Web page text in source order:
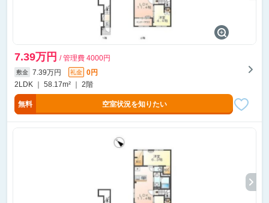
7.39万円 / 管理費 4000円
敷金 7.39万円 礼金
0円
2LDK ｜ 58.17m² ｜ 2階
無料 空室状況を知りたい